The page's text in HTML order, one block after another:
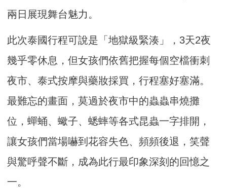
兩日展現舞台魅力。
此次泰國行程可說是「地獄級緊湊」，3天2夜
幾乎零休息，但女孩們依舊把握每個空檔衝刺
夜市、泰式按摩與藥妝採買，行程塞好塞滿。
最難忘的畫面，莫過於夜市中的蟲蟲串燒攤
位，蟬蛹、蠍子、蟋蟀等各式昆蟲一字排開，
讓女孩們當場嚇到花容失色、頻頻後退，笑聲
與驚呼聲不斷，成為此行最印象深刻的回憶之
一。